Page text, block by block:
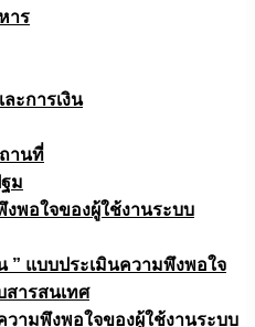
าร
ะการเงิน
านที่
ม
พอใจของผู้ใช้งานระบบ
” แบบประเมินความพึงพอใจ
สารสนเทศ
วามพึงพอใจของผู้ใช้งานระบบ